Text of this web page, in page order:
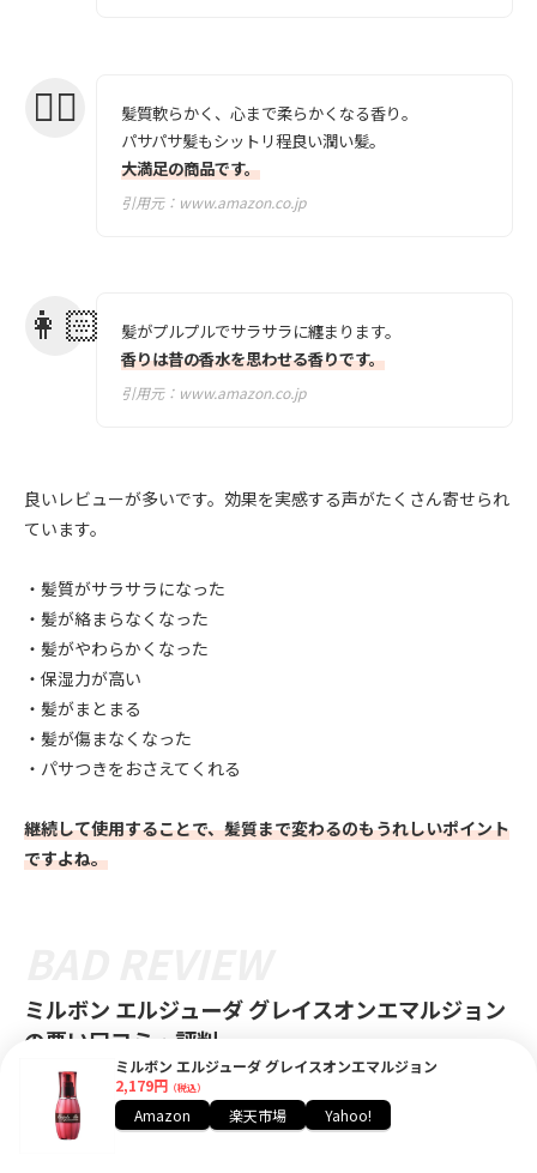
髪質軟らかく、心まで柔らかくなる香り。
パサパサ髪もシットリ程良い潤い髪。
大満足の商品です。
引用元： www.amazon.co.jp
髪がプルプルでサラサラに纏まります。
香りは昔の香水を思わせる香りです。
引用元： www.amazon.co.jp
良いレビューが多いです。効果を実感する声がたくさん寄せられ
ています。
・髪質がサラサラになった
・髪が絡まらなくなった
・髪がやわらかくなった
・保湿力が高い
・髪がまとまる
・髪が傷まなくなった
・パサつきをおさえてくれる
継続して使用することで、髪質まで変わるのもうれしいポイント
ですよね。
ミルボン エルジューダ グレイスオンエマルジョン
の悪い口コミ・評判
次に、他の方々のリアルな感想や悪評も紹介します💁‍♀️
良いところだけじゃなく、悪いところも知っておくと安心して買
ミルボン エルジューダ グレイスオンエマルジョン
2,179円 （税込）
Amazon 楽天市場 Yahoo!